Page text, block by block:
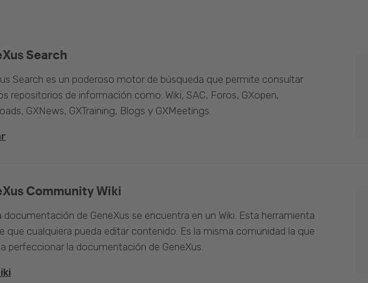
Community Wiki
documentación de GeneXus se encuentra en un Wiki. Esta herramienta
que cualquiera pueda editar contenido. Es la misma comunidad la que
perfeccionar la documentación de GeneXus.
Search
Search es un poderoso motor de búsqueda que permite consultar
repositorios de información como: Wiki, SAC, Foros, GXopen,
GXNews, GXTraining, Blogs y GXMeetings.